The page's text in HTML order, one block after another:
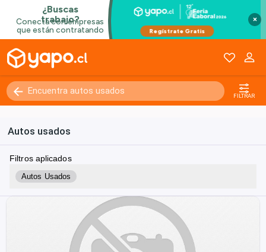
×
FILTRAR
Autos usados
Filtros aplicados
Autos Usados